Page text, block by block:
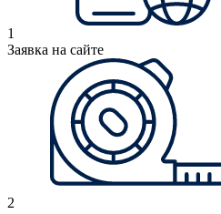
1
Заявка на сайте
2